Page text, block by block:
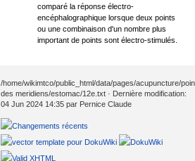
comparé la réponse électro-
encéphalographique lorsque deux points
ou une combinaison d'un nombre plus
important de points sont électro-stimulés.
/home/wikimtco/public_html/data/pages/acupuncture/
des meridiens/estomac/12e.txt · Dernière modification:
04 Jun 2024 14:35 par Pernice Claude